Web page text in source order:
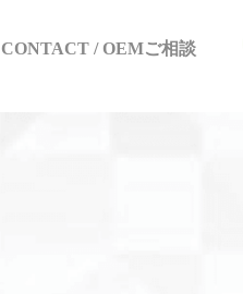
CONTACT / OEMご相談